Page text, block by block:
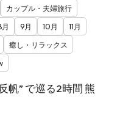
カップル・夫婦旅行
9月 10月
11月
癒し・リラックス
帆” で巡る2時間 熊